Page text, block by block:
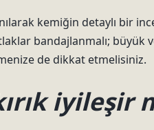
kemiğin detaylı bir
bandajlanmalı; büyük
de dikkat etmelisiniz.
iyileşir